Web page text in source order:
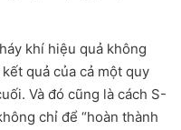
khí hiệu quả không
quả của cả một quy
Và đó cũng là cách S-
chỉ để “hoàn thành